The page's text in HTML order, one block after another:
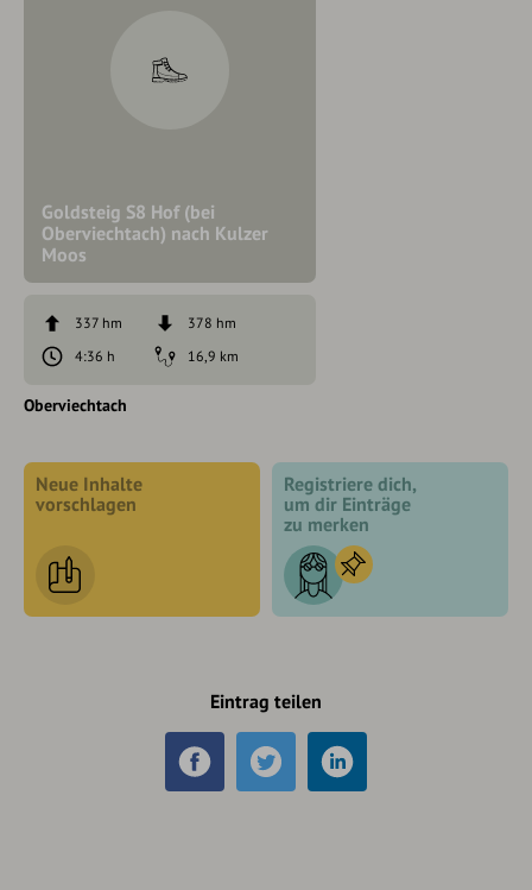
Goldsteig S8 Hof (bei
Oberviechtach) nach Kulzer
Moos
337 hm
378 hm
4:36 h
16,9 km
Oberviechtach
Neue Inhalte
vorschlagen
Registriere dich,
um dir Einträge
zu merken
Eintrag teilen